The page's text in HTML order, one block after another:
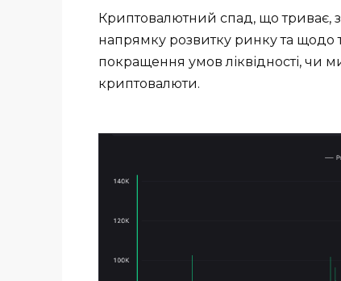
Криптовалютний спад, що триває,
напрямку розвитку ринку та щодо
покращення умов ліквідності, чи
криптовалюти.